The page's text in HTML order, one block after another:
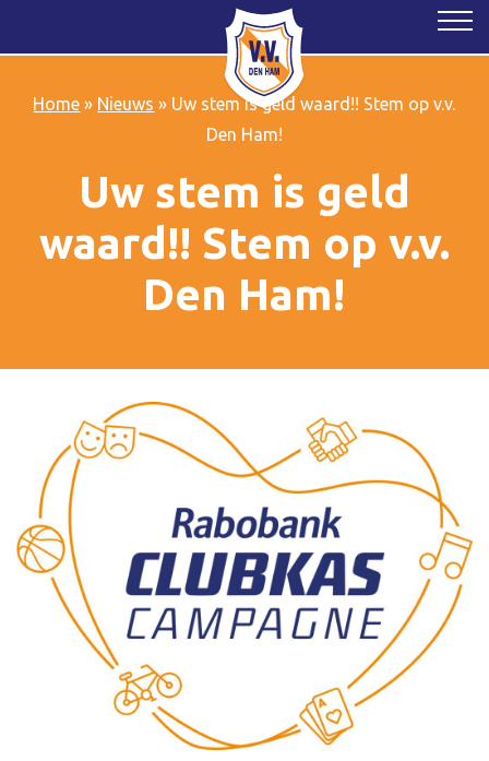
Home » Nieuws » Uw stem is geld waard!! Stem op v.v.
Den Ham!
Uw stem is geld
waard!! Stem op v.v.
Den Ham!